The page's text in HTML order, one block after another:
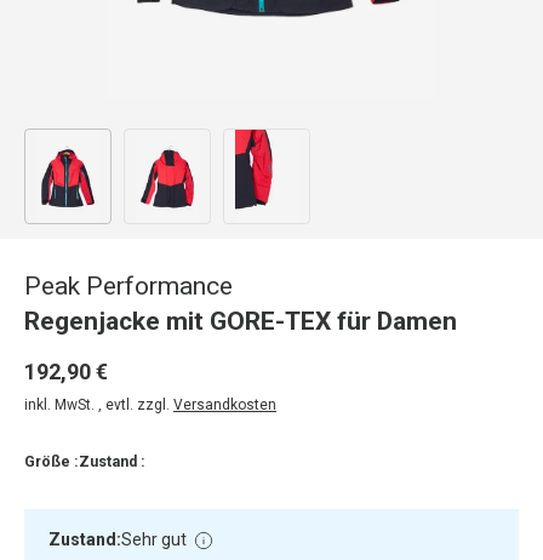
Bild 1 in Galerieansicht laden
Peak Performance
Regenjacke mit GORE-TEX für Damen
192,90 €
inkl. MwSt. , evtl. zzgl. Versandkosten
Größe :Zustand :
Zustand:Sehr gut